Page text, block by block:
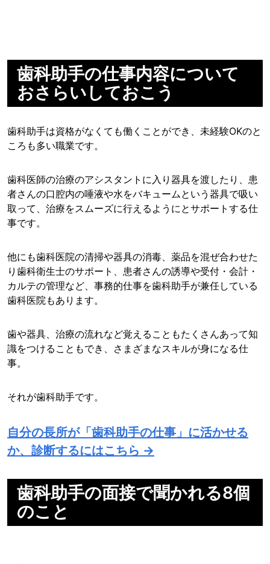
歯科助手の仕事内容について
おさらいしておこう
歯科助手は資格がなくても働くことができ、未経験OKのと
ころも多い職業です。
歯科医師の治療のアシスタントに入り器具を渡したり、患
者さんの口腔内の唾液や水をバキュームという器具で吸い
取って、治療をスムーズに行えるようにとサポートする仕
事です。
他にも歯科医院の清掃や器具の消毒、薬品を混ぜ合わせた
り歯科衛生士のサポート、患者さんの誘導や受付・会計・
カルテの管理など、事務的仕事を歯科助手が兼任している
歯科医院もあります。
歯や器具、治療の流れなど覚えることもたくさんあって知
識をつけることもでき、さまざまなスキルが身になる仕
事。
それが歯科助手です。
自分の長所が「歯科助手の仕事」に活かせる
か、診断するにはこちら →
歯科助手の面接で聞かれる8個
のこと